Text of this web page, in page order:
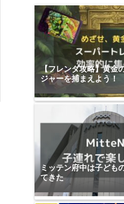
【フレンダ攻略】黄金
ジャーを捕まえよう！
ミッテン府中は子ども
てきた